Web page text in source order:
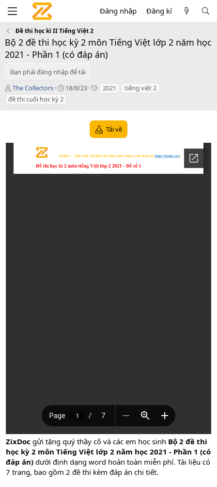
Đăng nhập Đăng kí
Đề thi học kì II Tiếng Việt 2
Bộ 2 đề thi học kỳ 2 môn Tiếng Việt lớp 2 năm học
2021 - Phần 1 (có đáp án)
Bạn phải đăng nhập để tải
T
á
c
The Collectors
C
d
a
t
18/8/23
T 2021
tiếng việt 2
đề thi cuối học kỳ 2
Tải về
ZixDoc gửi tặng quý thầy cô và các em học sinh Bộ 2 đề thi
học kỳ 2 môn Tiếng Việt lớp 2 năm học 2021 - Phần 1 (có
đáp án) dưới định dạng word hoàn toàn miễn phí. Tài liệu có
7 trang, bao gồm 2 đề thi kèm đáp án chi tiết.